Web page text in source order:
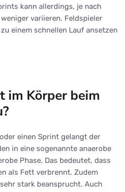
kann allerdings, je nach
variieren. Feldspieler
einem schnellen Lauf ansetzen
im Körper beim
einen Sprint gelangt der
in eine sogenannte anaerobe
Phase. Das bedeutet, dass
als Fett verbrennt. Zudem
stark beansprucht. Auch